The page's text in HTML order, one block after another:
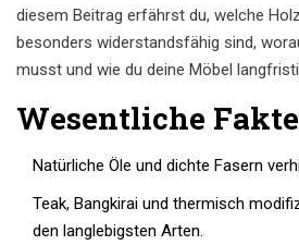
diesem Beitrag erfährst du, welche
besonders widerstandsfähig sind,
musst und wie du deine Möbel
Wesentliche
Natürliche Öle und dichte Fasern
Teak, Bangkirai und thermisch
den langlebigsten Arten.